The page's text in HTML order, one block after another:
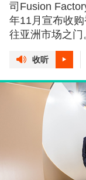
司Fusion
年11月宣布收
往亚洲市场之门
收听